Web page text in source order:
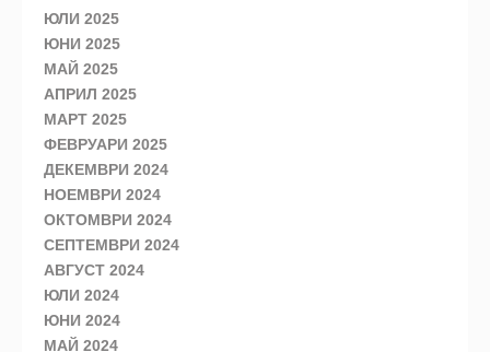
ЮЛИ 2025
ЮНИ 2025
МАЙ 2025
АПРИЛ 2025
МАРТ 2025
ФЕВРУАРИ 2025
ДЕКЕМВРИ 2024
НОЕМВРИ 2024
ОКТОМВРИ 2024
СЕПТЕМВРИ 2024
АВГУСТ 2024
ЮЛИ 2024
ЮНИ 2024
МАЙ 2024